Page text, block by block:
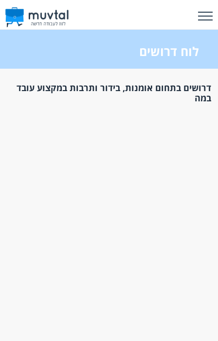
לוח דרושים
דרושים בתחום אומנות, בידור ותרבות במקצוע עובד
במה